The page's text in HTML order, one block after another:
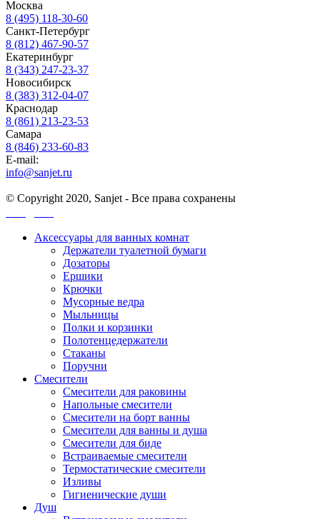
Москва
8 (495) 118-30-60
Санкт-Петербург
8 (812) 467-90-57
Екатеринбург
8 (343) 247-23-37
Новосибирск
8 (383) 312-04-07
Краснодар
8 (861) 213-23-53
Самара
8 (846) 233-60-83
E-mail:
info@sanjet.ru
© Copyright 2020, Sanjet - Все права сохранены
Аксессуары для ванных комнат
Держатели туалетной бумаги
Дозаторы
Ершики
Крючки
Мусорные ведра
Мыльницы
Полки и корзинки
Полотенцедержатели
Стаканы
Поручни
Смесители
Смесители для раковины
Напольные смесители
Смесители на борт ванны
Смесители для ванны и душа
Смесители для биде
Встраиваемые смесители
Термостатические смесители
Изливы
Гигиенические души
Душ